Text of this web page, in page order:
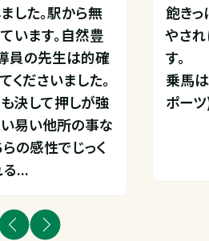
した。駅から無
います。自然豊
員の先生は的確
ださいました。
決して押しが強
い易い他所の事な
の感性でじっく
る...
飽き
やさ
す。
乗馬
ポー